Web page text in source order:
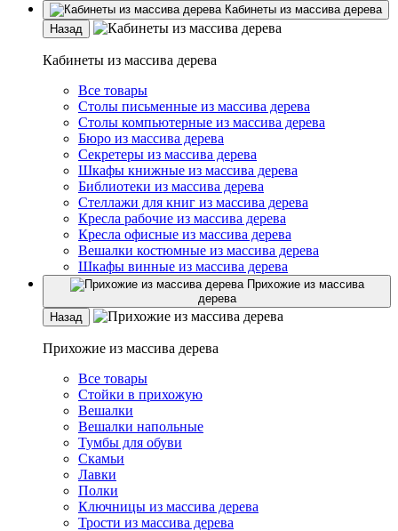
Кабинеты из массива дерева
Назад
Кабинеты из массива дерева
Все товары
Столы письменные из массива дерева
Столы компьютерные из массива дерева
Бюро из массива дерева
Секретеры из массива дерева
Шкафы книжные из массива дерева
Библиотеки из массива дерева
Стеллажи для книг из массива дерева
Кресла рабочие из массива дерева
Кресла офисные из массива дерева
Вешалки костюмные из массива дерева
Шкафы винные из массива дерева
Прихожие из массива
дерева
Назад
Прихожие из массива дерева
Все товары
Стойки в прихожую
Вешалки
Вешалки напольные
Тумбы для обуви
Скамьи
Лавки
Полки
Ключницы из массива дерева
Трости из массива дерева